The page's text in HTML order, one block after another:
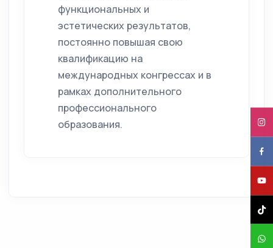
функциональных и
эстетических результатов,
постоянно повышая свою
квалификацию на
международных конгрессах и в
рамках дополнительного
профессионального
образования.